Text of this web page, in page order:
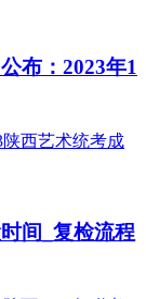
布：2023年1
间_复检流程